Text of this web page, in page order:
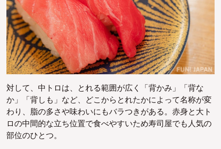
対して、中トロは、とれる範囲が広く 「背かみ」「背な
か」「背しも」など、どこからとれたかによって名称が変
わり、脂の多さや味わいにもバラつきがある。赤身と大ト
ロの中間的な立ち位置で食べやすいため寿司屋でも人気の
部位のひとつ。